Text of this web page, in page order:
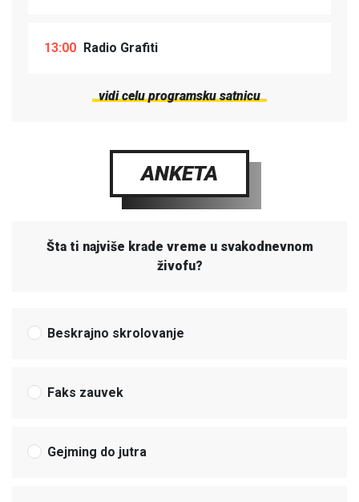
13:00 Radio Grafiti
vidi celu programsku satnicu
ANKETA
Šta ti najviše krade vreme u svakodnevnom
živofu?
Beskrajno skrolovanje
Faks zauvek
Gejming do jutra